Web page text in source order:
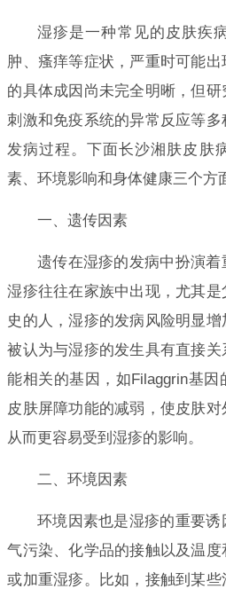
湿疹是一种常见的皮肤疾
肿、瘙痒等症状，严重时可能
的具体成因尚未完全明晰，但
刺激和免疫系统的异常反应等
发病过程。下面长沙湘肤皮肤
素、环境影响和身体健康三个方
一、遗传因素
遗传在湿疹的发病中扮演着
湿疹往往在家族中出现，尤其
史的人，湿疹的发病风险明显
被认为与湿疹的发生具有直接
能相关的基因，如Filaggrin基
皮肤屏障功能的减弱，使皮肤对
从而更容易受到湿疹的影响。
二、环境因素
环境因素也是湿疹的重要
气污染、化学品的接触以及温
或加重湿疹。比如，接触到某